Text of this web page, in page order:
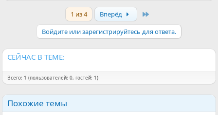
1 из 4 Вперёд
Войдите или зарегистрируйтесь для ответа.
СЕЙЧАС В ТЕМЕ:
Всего: 1 (пользователей: 0, гостей: 1)
Похожие темы